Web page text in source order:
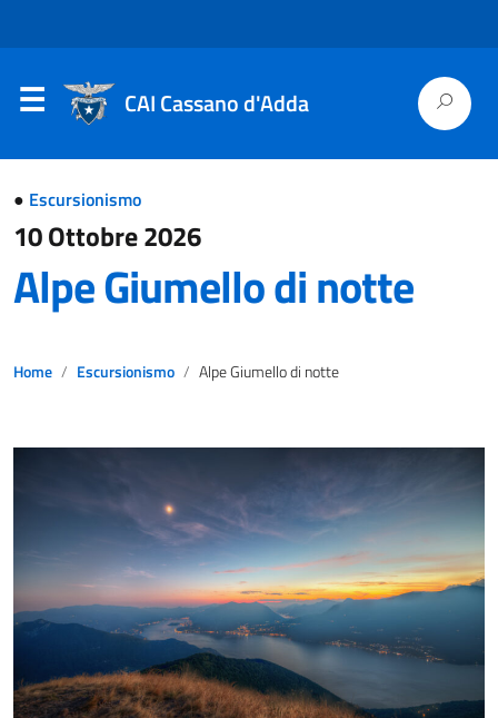
CAI Cassano d'Adda
● Escursionismo
10 Ottobre 2026
Alpe Giumello di notte
Home Escursionismo Alpe Giumello di notte